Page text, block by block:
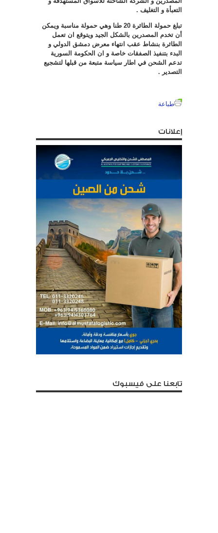
التعبأة و التغليف .
تبلغ حمولة الطائرة 20 طنا وهي حمولة مناسبة ويمكن
أن تخدم المصدرين بالشكل الجيد ويتوقع ان تعمل
الطائرة بنشاط عقب انتهاء معرض دمشق الدولي و
البدء بتنفيذ الصفقات خاصة و ان الحكومة السورية
تدعم الشحن في اطار سياسة متبعة من قبلها لتشجيع
التصدير .
طباعة
إعلانات
تابعنا على فيسبوك